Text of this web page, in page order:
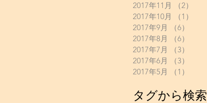
2017年11月
（2）
2017年10月
（1）
2017年9月
（6）
2017年8月
（6）
2017年7月
（3）
2017年6月
（3）
2017年5月
（1）
タグから検索